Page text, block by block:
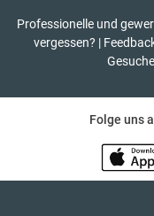
Professionelle und
vergessen? |
Folge uns